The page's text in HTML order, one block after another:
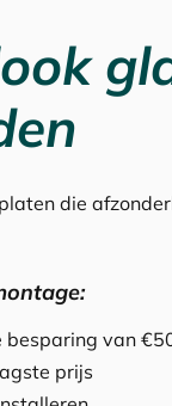
die
besparing van
prijs